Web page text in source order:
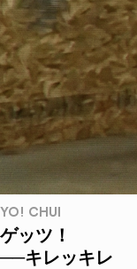
YO! CHUI
ゲッツ！
──キレッキレ